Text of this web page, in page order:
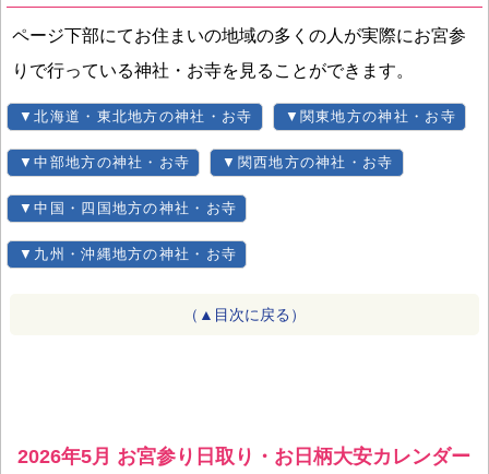
ページ下部にてお住まいの地域の多くの人が実際にお宮参
りで行っている神社・お寺を見ることができます。
▼北海道・東北地方の神社・お寺 ▼関東地方の神社・お寺
▼中部地方の神社・お寺 ▼関西地方の神社・お寺
▼中国・四国地方の神社・お寺
▼九州・沖縄地方の神社・お寺
（▲目次に戻る）
2026年5月 お宮参り日取り・お日柄大安カレンダー